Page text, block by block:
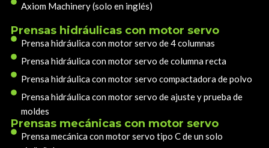
Axiom Machinery (solo en inglés)
Prensas hidráulicas con motor servo
Prensa hidráulica con motor servo de 4 columnas
Prensa hidráulica con motor servo de columna recta
Prensa hidráulica con motor servo compactadora de polvo
Prensa hidráulica con motor servo de ajuste y prueba de
moldes
Prensas mecánicas con motor servo
Prensa mecánica con motor servo tipo C de un solo